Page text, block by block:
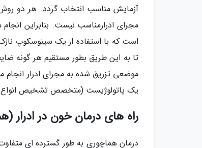
آزمایش مناسب انتخاب گردد. هر دو روش
است که با استفاده از یک سینوسکوپ نازک
تا به این طریق بطور مستقیم هر گونه
موضعی تزریق شده به مجرای ادرار انجام
یک پاتولوژیست (متخصص تشخیص انواع
راه های درمان خون در ادرار
درمان هماچوری به طور گسترده ای